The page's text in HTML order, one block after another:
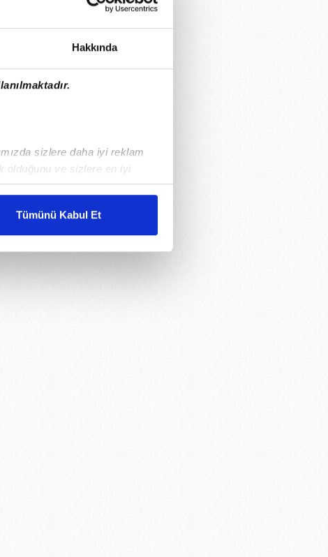
Hakkında
sizlere daha iyi reklam
olduğunu ve sizlere en iyi
maliyetlerimizi karşılamak
gösterilmeyecektir."
kullanılmaktadır. Bu
hizmetlerinin sunulması
ve sizlere yönelik
detaylı bilgi için Ayarlar
ve sitemizde ilgili
Tümünü Kabul Et